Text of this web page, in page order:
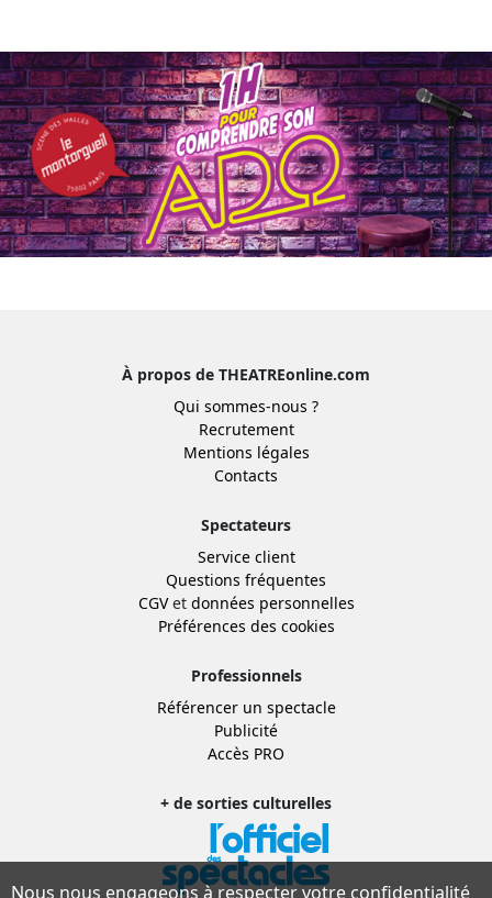
À propos de THEATREonline.com
Qui sommes-nous ?
Recrutement
Mentions légales
Contacts
Spectateurs
Service client
Questions fréquentes
CGVet données personnelles
Préférences des cookies
Professionnels
Référencer un spectacle
Publicité
Accès PRO
+ de sorties culturelles
Nous nous engageons à respecter votre confidentialité